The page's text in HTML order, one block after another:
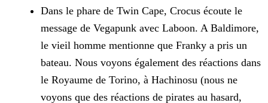
Dans le phare de Twin Cape, Crocus écoute le
message de Vegapunk avec Laboon. A Baldimore,
le vieil homme mentionne que Franky a pris un
bateau. Nous voyons également des réactions dans
le Royaume de Torino, à Hachinosu (nous ne
voyons que des réactions de pirates au hasard,